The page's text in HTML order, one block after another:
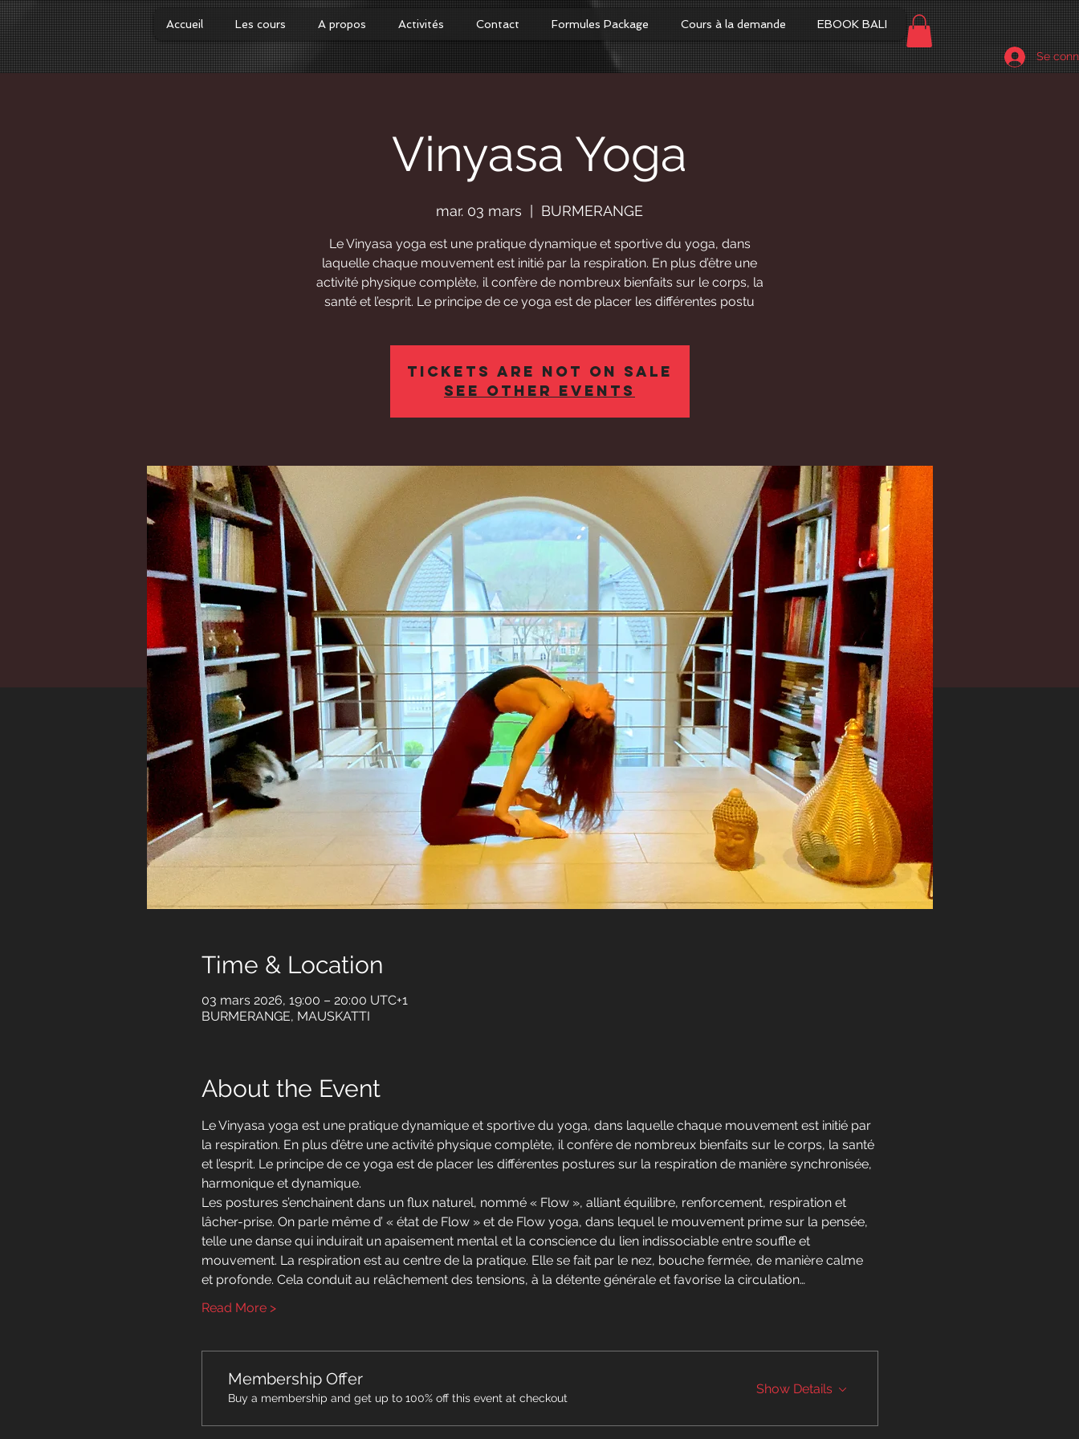
Accueil Les cours A propos Activités Contact Formules Package Cours à la demande EBOOK BALI
Se
Vinyasa Yoga
mar. 03 mars
  |
BURMERANGE
Le Vinyasa yoga est une pratique dynamique et sportive du yoga, dans
laquelle chaque mouvement est initié par la respiration. En plus d’être une
activité physique complète, il confère de nombreux bienfaits sur le corps, la
santé et l’esprit. Le principe de ce yoga est de placer les différentes postu
Tickets Are Not on Sale
See other events
Time & Location
03 mars 2026, 19:00 – 20:00 UTC+1
BURMERANGE, MAUSKATTI
About the Event
Le Vinyasa yoga est une pratique dynamique et sportive du yoga, dans laquelle chaque mouvement est initié par
la respiration. En plus d’être une activité physique complète, il confère de nombreux bienfaits sur le corps, la santé
et l’esprit. Le principe de ce yoga est de placer les différentes postures sur la respiration de manière synchronisée,
harmonique et dynamique.
Les postures s’enchainent dans un flux naturel, nommé « Flow », alliant équilibre, renforcement, respiration et
lâcher-prise. On parle même d’ « état de Flow » et de Flow yoga, dans lequel le mouvement prime sur la pensée,
telle une danse qui induirait un apaisement mental et la conscience du lien indissociable entre souffle et
mouvement. La respiration est au centre de la pratique. Elle se fait par le nez, bouche fermée, de manière calme
et profonde. Cela conduit au relâchement des tensions, à la détente générale et favorise la circulation…
Read More >
Membership Offer
Buy a membership and get up to 100% off this event at checkout
Show Details